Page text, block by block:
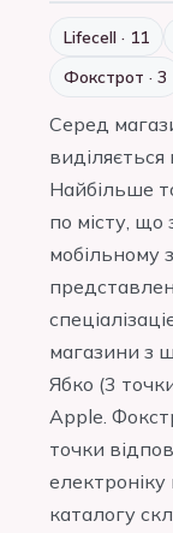
Lifecell · 11
Фокстрот · 3
Серед
Найбільше
по місту,
мобільному
магазини з
Ябко (3
Apple.
точки
каталогу